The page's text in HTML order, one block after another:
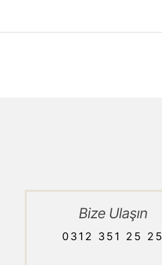
Bize Ulaşın
0312 351 25 25